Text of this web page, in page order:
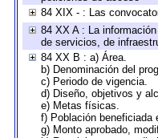
84 XIX - : Las
84 XX A : La
de servicios, de
84 XX B : a) Área.
b) Denominación del
c) Periodo de vigencia.
d) Diseño, objetivos y
e) Metas físicas.
f) Población beneficiada
g) Monto aprobado,